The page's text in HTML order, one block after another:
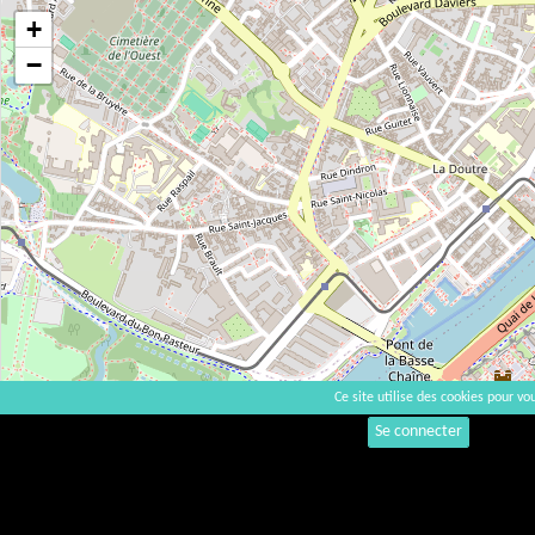
+
−
Se connecter
Ce site utilise des cookies pour